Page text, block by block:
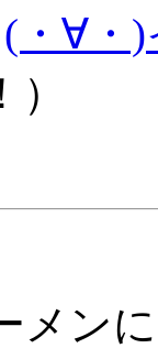
(・∀・)
メン